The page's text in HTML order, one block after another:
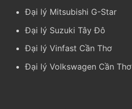
Đại lý Mitsubishi G-Star
Đại lý Suzuki Tây Đô
Đại lý Vinfast Cần Thơ
Đại lý Volkswagen Cần Thơ